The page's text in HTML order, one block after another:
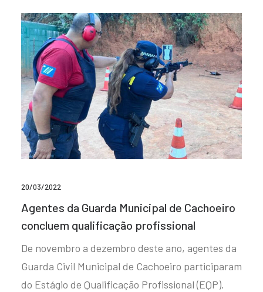
20/03/2022
Agentes da Guarda Municipal de Cachoeiro
concluem qualificação profissional
De novembro a dezembro deste ano, agentes da
Guarda Civil Municipal de Cachoeiro participaram
do Estágio de Qualificação Profissional (EQP).